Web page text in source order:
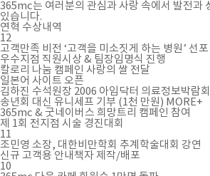
365mc는 여러분의 관심과 사랑 속에서 발전과
있습니다.
연혁 수상내역
12
고객만족 비전 ‘고객을 미소짓게 하는 병원’ 선포
우수지점 직원시상 & 팀장임명식 진행
칼로리 나눔 캠페인 사랑의 쌀 전달
일본어 사이트 오픈
김하진 수석원장 2006 아임닥터 의료정보박람
송년회 대신 유니세프 기부 (1천 만원) MORE+
365mc & 굿네이버스 희망트리 캠페인 참여
제 1회 전지점 시술 경진대회
11
조민영 소장, 대한비만학회 추계학술대회 강연
신규 고객용 안내책자 제작/배포
10